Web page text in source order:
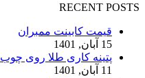
RECENT POSTS
قیمت کابینت ممبران
15 آبان, 1401
پتینه کاری طلا روی چوب
11 آبان, 1401